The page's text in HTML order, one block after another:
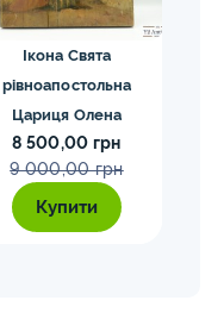
Ікона Свята
рівноапостольна
Цариця Олена
8 500,00 грн
9 000,00 грн
Купити